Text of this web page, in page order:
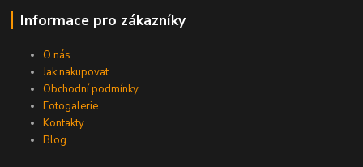
Informace pro zákazníky
O nás
Jak nakupovat
Obchodní podmínky
Fotogalerie
Kontakty
Blog